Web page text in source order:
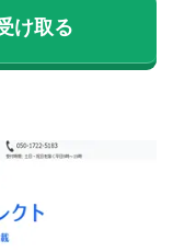
け取る